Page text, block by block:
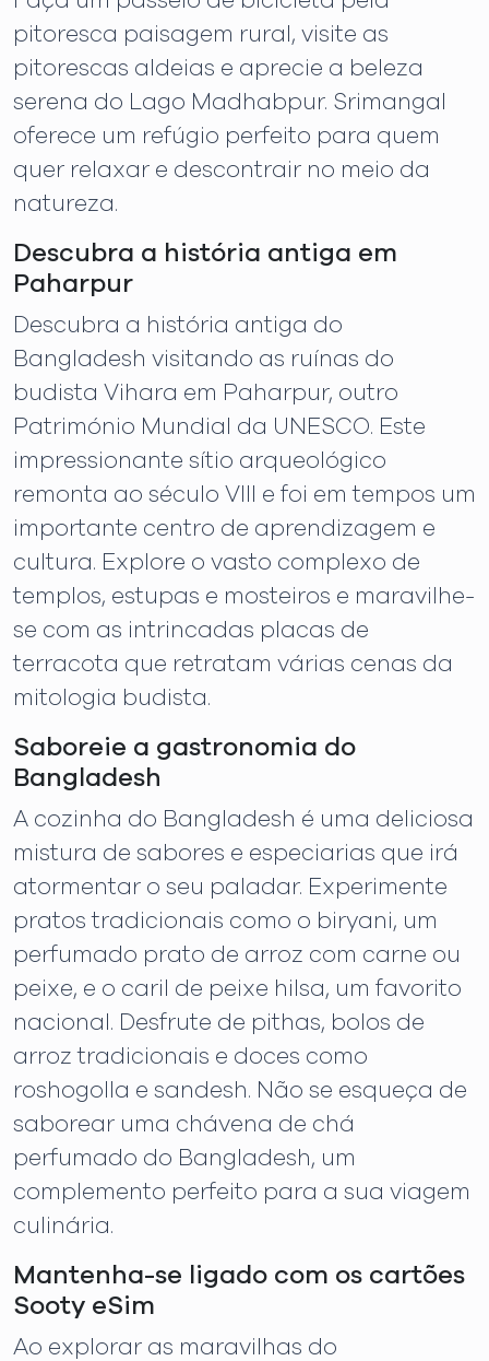
pitoresca paisagem rural, visite as
pitorescas aldeias e aprecie a beleza
serena do Lago Madhabpur. Srimangal
oferece um refúgio perfeito para quem
quer relaxar e descontrair no meio da
natureza.
Descubra a história antiga em
Paharpur
Descubra a história antiga do
Bangladesh visitando as ruínas do
budista Vihara em Paharpur, outro
Património Mundial da UNESCO. Este
impressionante sítio arqueológico
remonta ao século VIII e foi em tempos um
importante centro de aprendizagem e
cultura. Explore o vasto complexo de
templos, estupas e mosteiros e maravilhe-
se com as intrincadas placas de
terracota que retratam várias cenas da
mitologia budista.
Saboreie a gastronomia do
Bangladesh
A cozinha do Bangladesh é uma deliciosa
mistura de sabores e especiarias que irá
atormentar o seu paladar. Experimente
pratos tradicionais como o biryani, um
perfumado prato de arroz com carne ou
peixe, e o caril de peixe hilsa, um favorito
nacional. Desfrute de pithas, bolos de
arroz tradicionais e doces como
roshogolla e sandesh. Não se esqueça de
saborear uma chávena de chá
perfumado do Bangladesh, um
complemento perfeito para a sua viagem
culinária.
Mantenha-se ligado com os cartões
Sooty eSim
Ao explorar as maravilhas do